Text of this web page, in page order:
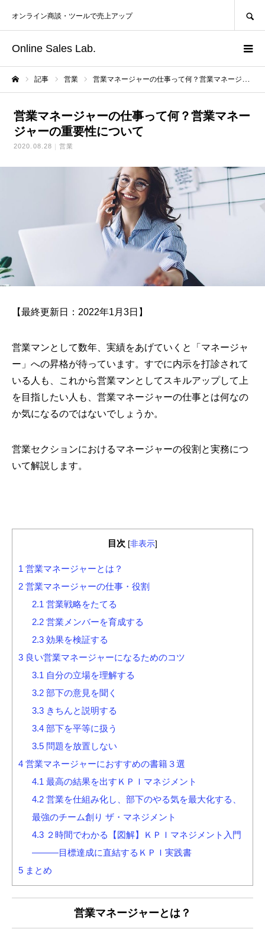
Online Sales Lab.
オンライン商談・ツールで売上アップ
記事 営業 営業マネージャーの仕事って何？営業マネージャーの重要性について
営業マネージャーの仕事って何？営業マネー
ジャーの重要性について
2020.08.28 営業
【最終更新日：2022年1月3日】
営業マンとして数年、実績をあげていくと「マネージャ
ー」への昇格が待っています。すでに内示を打診されて
いる人も、これから営業マンとしてスキルアップして上
を目指したい人も、営業マネージャーの仕事とは何なの
か気になるのではないでしょうか。
営業セクションにおけるマネージャーの役割と実務につ
いて解説します。
目次 [非表示]
1 営業マネージャーとは？
2 営業マネージャーの仕事・役割
2.1 営業戦略をたてる
2.2営業メンバーを育成する
2.3効果を検証する
3 良い営業マネージャーになるためのコツ
3.1 自分の立場を理解する
3.2部下の意見を聞く
3.3きちんと説明する
3.4部下を平等に扱う
3.5問題を放置しない
4 営業マネージャーにおすすめの書籍３選
4.1 最高の結果を出すＫＰＩマネジメント
4.2営業を仕組み化し、部下のやる気を最大化する、
最強のチーム創り ザ・マネジメント
4.3２時間でわかる【図解】ＫＰＩマネジメント入門
―――目標達成に直結するＫＰＩ実践書
5 まとめ
営業マネージャーとは？